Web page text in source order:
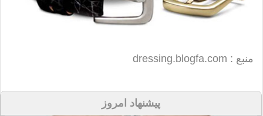
منبع : dressing.blogfa.com
پیشنهاد امروز